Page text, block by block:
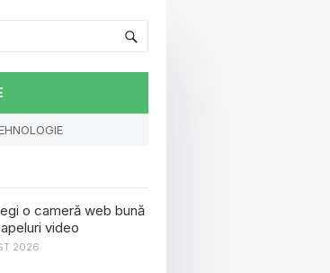
o cameră web bună
video
2026